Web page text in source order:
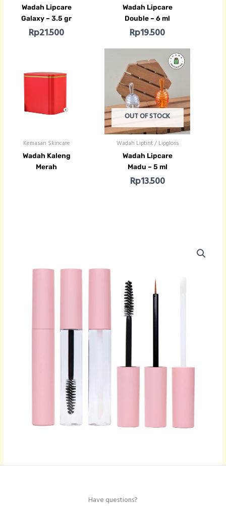
Wadah Lipcare
Galaxy – 3.5 gr
Rp21.500
Wadah Lipcare
Double – 6 ml
Rp19.500
Kemasan Skincare
Wadah Kaleng
Merah
OUT OF STOCK
Wadah Liptint / Lipgloss
Wadah Lipcare
Madu – 5 ml
Rp13.500
Have questions?